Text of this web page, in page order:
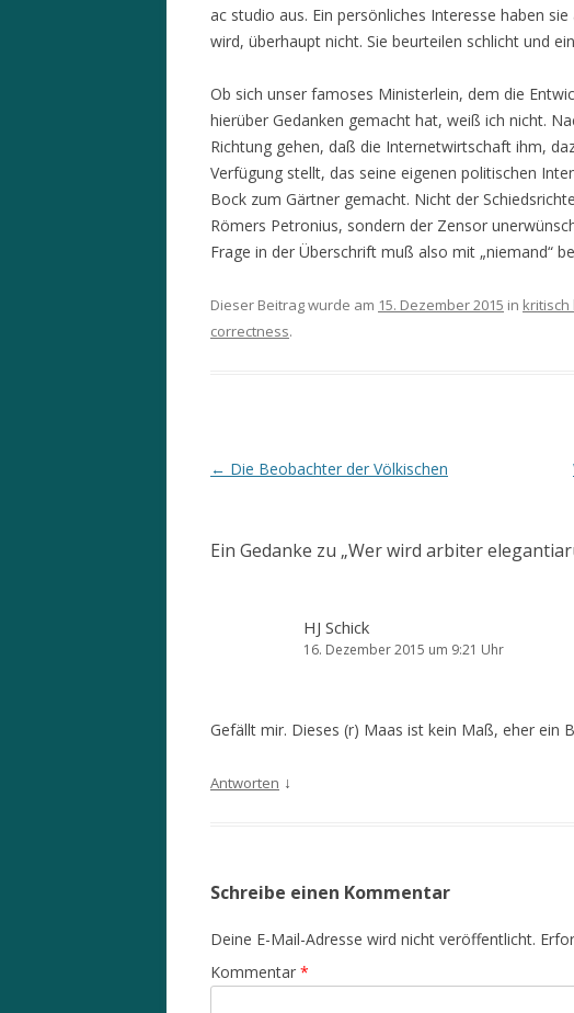
ac studio aus. Ein persönliches Interesse haben
wird, überhaupt nicht. Sie beurteilen schlicht und
Ob sich unser famoses Ministerlein, dem die
hierüber Gedanken gemacht hat, weiß ich nicht.
Richtung gehen, daß die Internetwirtschaft ihm,
Verfügung stellt, das seine eigenen politischen
Bock zum Gärtner gemacht. Nicht der
Römers Petronius, sondern der Zensor
Frage in der Überschrift muß also mit „niemand“
Dieser Beitrag wurde am 15. Dezember 2015 in
correctness.
Beitrags-
← Die Beobachter der Völkischen
Ein Gedanke zu „Wer wird arbiter
HJ Schick
16. Dezember 2015 um 9:21 Uhr
Gefällt mir. Dieses (r) Maas ist kein Maß, eher ein
Antworten ↓
Schreibe einen Kommentar
Deine E-Mail-Adresse wird nicht veröffentlicht.
Kommentar *